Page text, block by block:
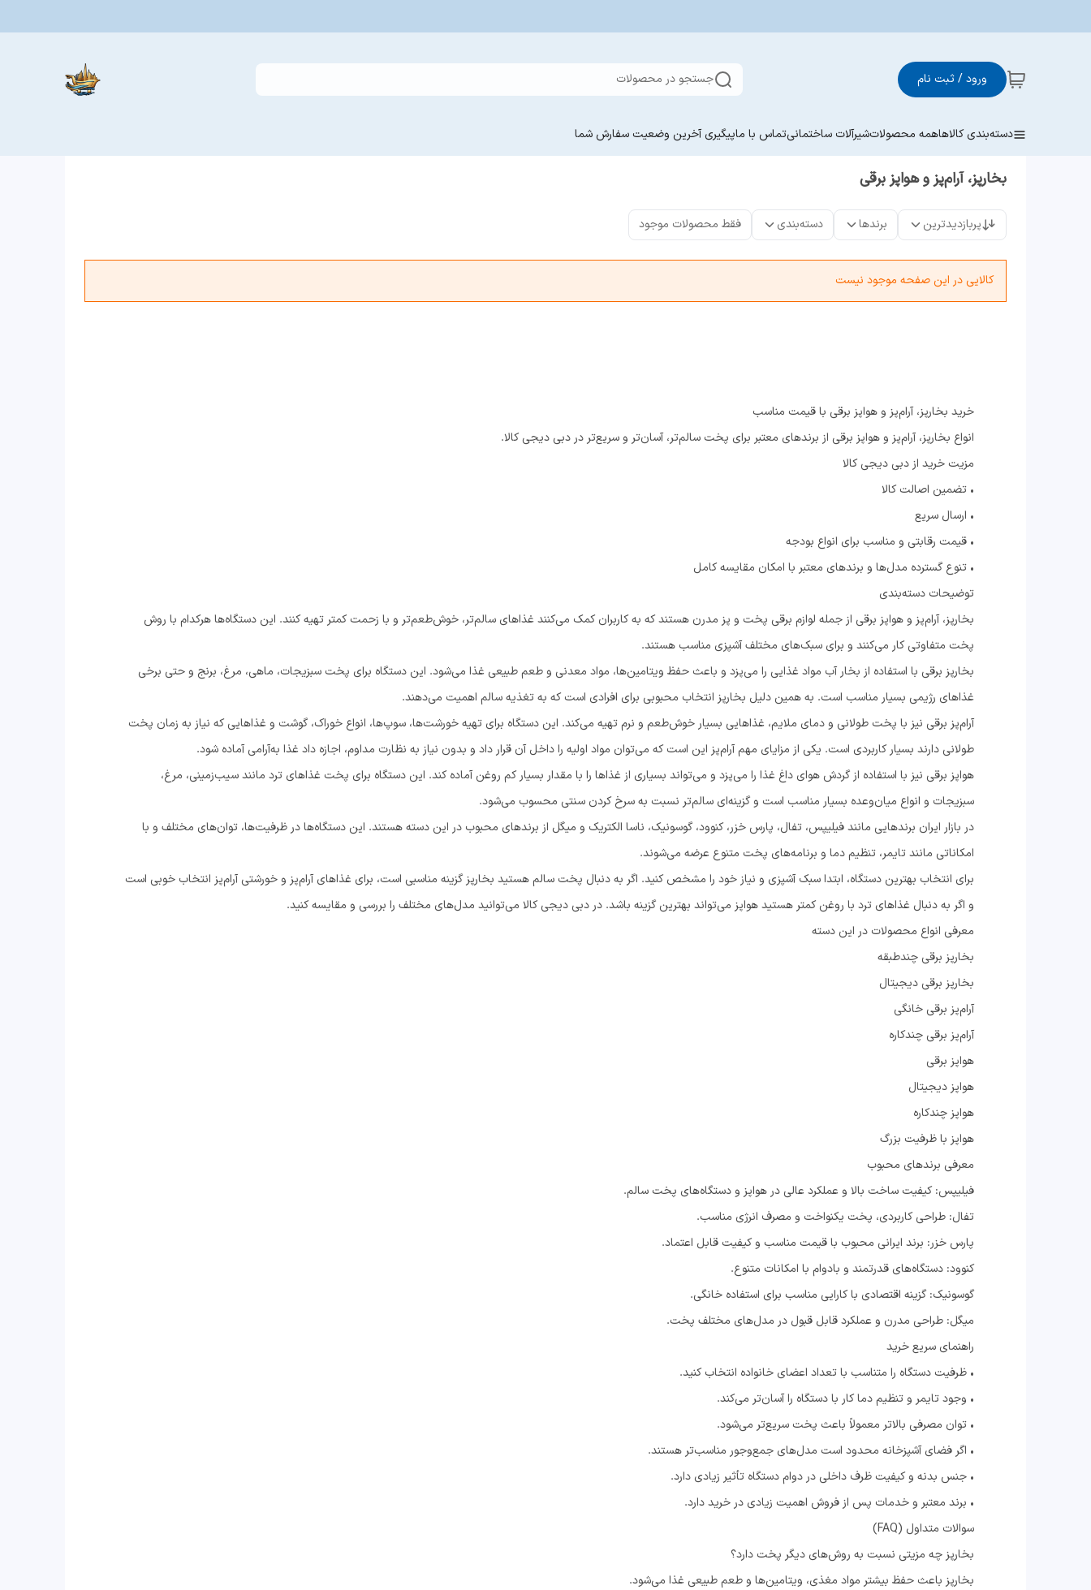
ورود / ثبت نام جستجو در محصولات
دسته‌بندی کالاهاهمه محصولاتشیرآلات ساختمانیتماس با ماپیگیری آخرین وضعیت سفارش‌ شما
بخارپز، آرام‌پز و هواپز برقی
پربازدیدترین برندها دسته‌بندی فقط محصولات موجود
کالایی در این صفحه موجود نیست
خرید بخارپز، آرام‌پز و هواپز برقی با قیمت مناسب
انواع بخارپز، آرام‌پز و هواپز برقی از برندهای معتبر برای پخت سالم‌تر، آسان‌تر و سریع‌تر در دبی دیجی کالا.
مزیت خرید از دبی دیجی کالا
• تضمین اصالت کالا
• ارسال سریع
• قیمت رقابتی و مناسب برای انواع بودجه
• تنوع گسترده مدل‌ها و برندهای معتبر با امکان مقایسه کامل
توضیحات دسته‌بندی
بخارپز، آرام‌پز و هواپز برقی از جمله لوازم برقی پخت و پز مدرن هستند که به کاربران کمک می‌کنند غذاهای سالم‌تر، خوش‌طعم‌تر و با زحمت کمتر تهیه کنند. این دستگاه‌ها هرکدام با روش
پخت متفاوتی کار می‌کنند و برای سبک‌های مختلف آشپزی مناسب هستند.
بخارپز برقی با استفاده از بخار آب مواد غذایی را می‌پزد و باعث حفظ ویتامین‌ها، مواد معدنی و طعم طبیعی غذا می‌شود. این دستگاه برای پخت سبزیجات، ماهی، مرغ، برنج و حتی برخی
غذاهای رژیمی بسیار مناسب است. به همین دلیل بخارپز انتخاب محبوبی برای افرادی است که به تغذیه سالم اهمیت می‌دهند.
آرام‌پز برقی نیز با پخت طولانی و دمای ملایم، غذاهایی بسیار خوش‌طعم و نرم تهیه می‌کند. این دستگاه برای تهیه خورشت‌ها، سوپ‌ها، انواع خوراک، گوشت و غذاهایی که نیاز به زمان پخت
طولانی دارند بسیار کاربردی است. یکی از مزایای مهم آرام‌پز این است که می‌توان مواد اولیه را داخل آن قرار داد و بدون نیاز به نظارت مداوم، اجازه داد غذا به‌آرامی آماده شود.
هواپز برقی نیز با استفاده از گردش هوای داغ غذا را می‌پزد و می‌تواند بسیاری از غذاها را با مقدار بسیار کم روغن آماده کند. این دستگاه برای پخت غذاهای ترد مانند سیب‌زمینی، مرغ،
سبزیجات و انواع میان‌وعده بسیار مناسب است و گزینه‌ای سالم‌تر نسبت به سرخ کردن سنتی محسوب می‌شود.
در بازار ایران برندهایی مانند فیلیپس، تفال، پارس خزر، کنوود، گوسونیک، ناسا الکتریک و میگل از برندهای محبوب در این دسته هستند. این دستگاه‌ها در ظرفیت‌ها، توان‌های مختلف و با
امکاناتی مانند تایمر، تنظیم دما و برنامه‌های پخت متنوع عرضه می‌شوند.
برای انتخاب بهترین دستگاه، ابتدا سبک آشپزی و نیاز خود را مشخص کنید. اگر به دنبال پخت سالم هستید بخارپز گزینه مناسبی است، برای غذاهای آرام‌پز و خورشتی آرام‌پز انتخاب خوبی است
و اگر به دنبال غذاهای ترد با روغن کمتر هستید هواپز می‌تواند بهترین گزینه باشد. در دبی دیجی کالا می‌توانید مدل‌های مختلف را بررسی و مقایسه کنید.
معرفی انواع محصولات در این دسته
بخارپز برقی چندطبقه
بخارپز برقی دیجیتال
آرام‌پز برقی خانگی
آرام‌پز برقی چندکاره
هواپز برقی
هواپز دیجیتال
هواپز چندکاره
هواپز با ظرفیت بزرگ
معرفی برندهای محبوب
فیلیپس: کیفیت ساخت بالا و عملکرد عالی در هواپز و دستگاه‌های پخت سالم.
تفال: طراحی کاربردی، پخت یکنواخت و مصرف انرژی مناسب.
پارس خزر: برند ایرانی محبوب با قیمت مناسب و کیفیت قابل اعتماد.
کنوود: دستگاه‌های قدرتمند و بادوام با امکانات متنوع.
گوسونیک: گزینه اقتصادی با کارایی مناسب برای استفاده خانگی.
میگل: طراحی مدرن و عملکرد قابل قبول در مدل‌های مختلف پخت.
راهنمای سریع خرید
• ظرفیت دستگاه را متناسب با تعداد اعضای خانواده انتخاب کنید.
• وجود تایمر و تنظیم دما کار با دستگاه را آسان‌تر می‌کند.
• توان مصرفی بالاتر معمولاً باعث پخت سریع‌تر می‌شود.
• اگر فضای آشپزخانه محدود است مدل‌های جمع‌وجور مناسب‌تر هستند.
• جنس بدنه و کیفیت ظرف داخلی در دوام دستگاه تأثیر زیادی دارد.
• برند معتبر و خدمات پس از فروش اهمیت زیادی در خرید دارد.
سوالات متداول (FAQ)
بخارپز چه مزیتی نسبت به روش‌های دیگر پخت دارد؟
بخارپز باعث حفظ بیشتر مواد مغذی، ویتامین‌ها و طعم طبیعی غذا می‌شود.